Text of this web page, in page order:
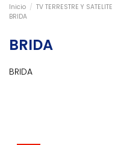
Inicio TV TERRESTRE Y SATELITE
BRIDA
BRIDA
BRIDA